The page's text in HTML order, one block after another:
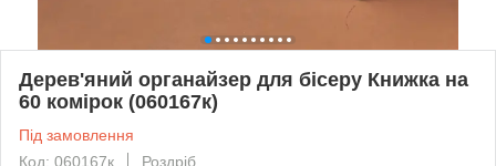
Дерев'яний органайзер для бісеру Книжка на
60 комірок (060167к)
Під замовлення
Код: 060167к
Роздріб